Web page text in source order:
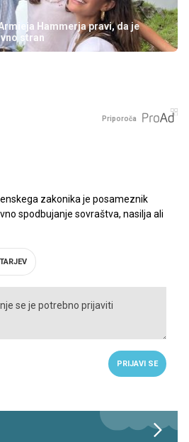
Hammerja pravi, da je
stran
Priporoča
zakonika je posameznik
spodbujanje sovraštva, nasilja ali
PRIJAVI SE